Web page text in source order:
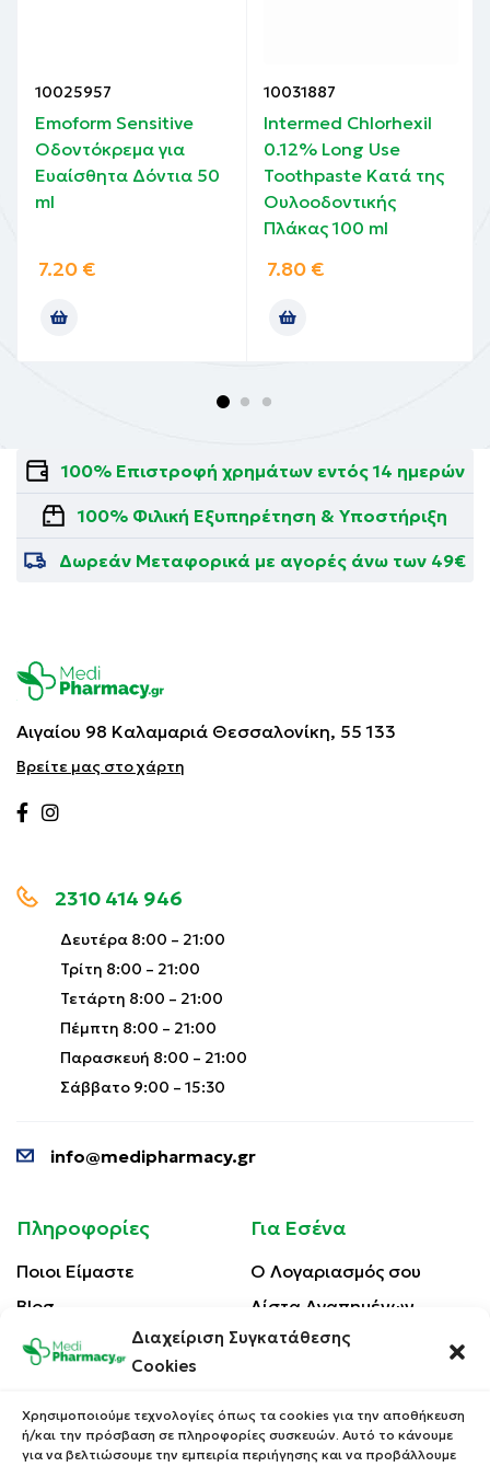
Διαχείριση Συγκατάθεσης
Cookies
Χρησιμοποιούμε τεχνολογίες όπως τα cookies για την αποθήκευση
ή/και την πρόσβαση σε πληροφορίες συσκευών. Αυτό το κάνουμε
για να βελτιώσουμε την εμπειρία περιήγησης και να προβάλλουμε
10025957
Emoform Sensitive
Οδοντόκρεμα για
Ευαίσθητα Δόντια 50
ml
7.20 €
10031887
Intermed Chlorhexil
0.12% Long Use
Toothpaste Κατά της
Ουλοοδοντικής
Πλάκας 100 ml
7.80 €
100% Επιστροφή χρημάτων εντός 14 ημερών
100% Φιλική Εξυπηρέτηση & Υποστήριξη
Δωρεάν Μεταφορικά με αγορές άνω των 49€
Αιγαίου 98 Καλαμαριά Θεσσαλονίκη, 55 133
Βρείτε μας στο χάρτη
2310 414 946
Δευτέρα 8:00 – 21:00
Τρίτη 8:00 – 21:00
Τετάρτη 8:00 – 21:00
Πέμπτη 8:00 – 21:00
Παρασκευή 8:00 – 21:00
Σάββατο 9:00 – 15:30
info@medipharmacy.gr
Πληροφορίες
Ποιοι Είμαστε
Blog
Επικοινωνία
Πολιτική Απορρήτου
Για Εσένα
Ο Λογαριασμός σου
Λίστα Αγαπημένων
Οι Παραγγελίες σου
Κέρδισε Κουπόνι
Έκπτωσης